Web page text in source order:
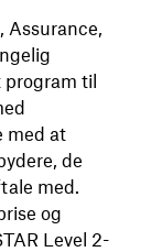
Assurance,
til
med at
de
med.
og
Level 2-